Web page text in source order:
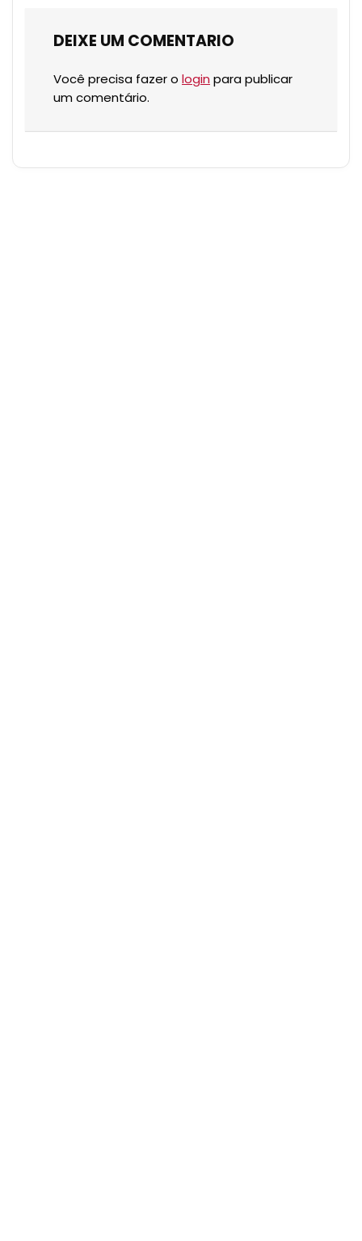
DEIXE UM COMENTARIO
Você precisa fazer o login para publicar
um comentário.